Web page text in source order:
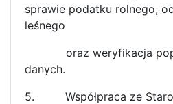
sprawie podatku rolnego,
leśnego
oraz weryfikacja
danych.
5.
Współpraca ze